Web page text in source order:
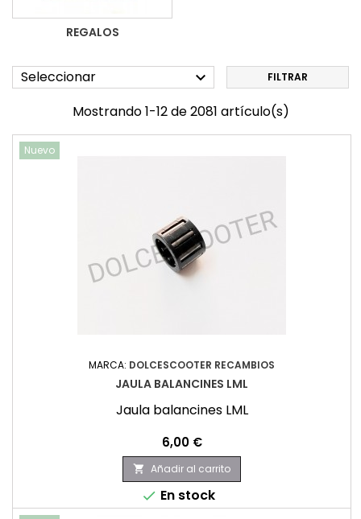
REGALOS
Seleccionar  FILTRAR
Mostrando 1-12 de 2081 artículo(s)
Nuevo
MARCA: DOLCESCOOTER RECAMBIOS
JAULA BALANCINES LML
Jaula balancines LML
Precio
6,00 €
 Añadir al carrito
 En stock